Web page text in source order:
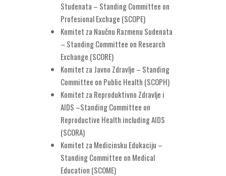
Studenata – Standing Committee on
Profesional Exchage (SCOPE)
Komitet za Naučnu Razmenu Sudenata
– Standing Committee on Research
Exchange (SCORE)
Komitet za Javno Zdravlje – Standing
Committee on Public Health (SCOPH)
Komitet za Reproduktivno Zdravlje i
AIDS –Standing Committee on
Reproductive Health including AIDS
(SCORA)
Komitet za Medicinsku Edukaciju –
Standing Committee on Medical
Education (SCOME)